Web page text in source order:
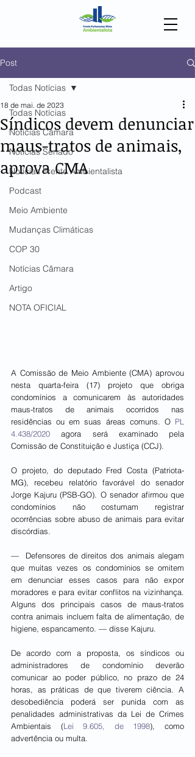
Post
Todas Notícias
Notícias Câmara
Notícias Senado
Notícias Frente Ambientalista
Podcast
Meio Ambiente
Mudanças Climáticas
COP 30
Notícias Câmara
Artigo
NOTA OFICIAL
Todas Notícias
Síndicos devem denunciar
maus-tratos de animais,
aprova CMA
18 de mai. de 2023
A Comissão de Meio Ambiente (CMA) aprovou
nesta quarta-feira (17) projeto que obriga
condomínios a comunicarem às autoridades
maus-tratos de animais ocorridos nas
residências ou em suas áreas comuns. O PL
4.438/2020 agora será examinado pela
Comissão de Constituição e Justiça (CCJ).
O projeto, do deputado Fred Costa (Patriota-
MG), recebeu relatório favorável do senador
Jorge Kajuru (PSB-GO). O senador afirmou que
condomínios não costumam registrar
ocorrências sobre abuso de animais para evitar
discórdias.
—  Defensores de direitos dos animais alegam
que muitas vezes os condomínios se omitem
em denunciar esses casos para não expor
moradores e para evitar conflitos na vizinhança.
Alguns dos principais casos de maus-tratos
contra animais incluem falta de alimentação, de
higiene, espancamento. — disse Kajuru.
De acordo com a proposta, os síndicos ou
administradores de condomínio deverão
comunicar ao poder público, no prazo de 24
horas, as práticas de que tiverem ciência. A
desobediência poderá ser punida com as
penalidades administrativas da Lei de Crimes
Ambientais (Lei 9.605, de 1998), como
advertência ou multa.